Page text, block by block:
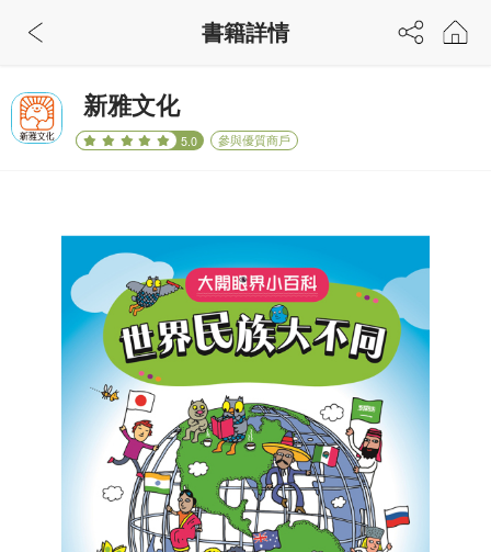
新雅文化
5.0 參與優質商戶
書籍詳情